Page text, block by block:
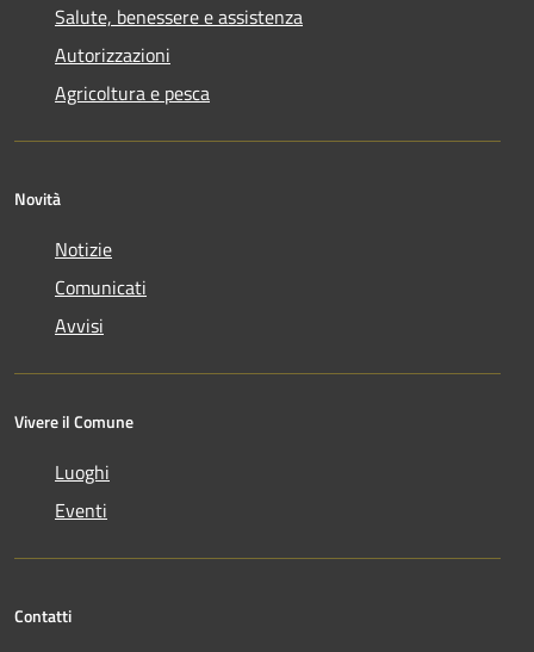
Salute, benessere e assistenza
Autorizzazioni
Agricoltura e pesca
Novità
Notizie
Comunicati
Avvisi
Vivere il Comune
Luoghi
Eventi
Contatti